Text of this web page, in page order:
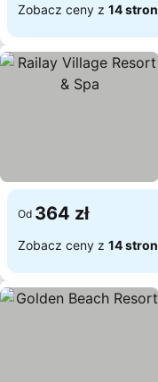
Zobacz ceny z 14 stron
Od 364 zł
Zobacz ceny z 14 stron